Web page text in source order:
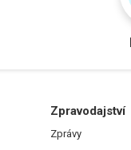
Zpravodajství
Zprávy